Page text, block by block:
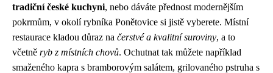
tradiční české kuchyni, nebo dáváte přednost modernějším
pokrmům, v okolí rybníka Ponětovice si jistě vyberete. Místní
restaurace kladou důraz na čerstvé a kvalitní suroviny, a to
včetně ryb z místních chovů. Ochutnat tak můžete například
smaženého kapra s bramborovým salátem, grilovaného pstruha s